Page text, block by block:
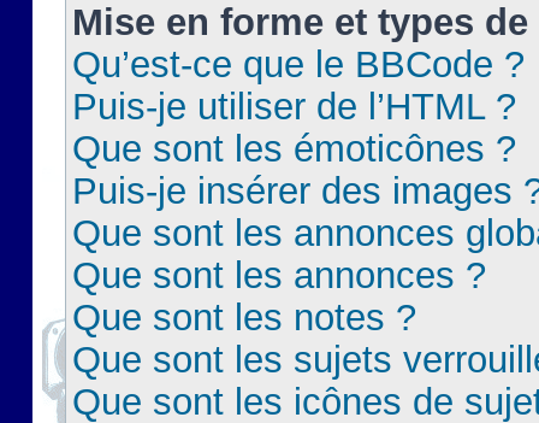
Mise en forme et types
Qu’est-ce que le BBCode ?
Puis-je utiliser de l’HTML ?
Que sont les émoticônes ?
Puis-je insérer des images
Que sont les annonces
Que sont les annonces ?
Que sont les notes ?
Que sont les sujets
Que sont les icônes de